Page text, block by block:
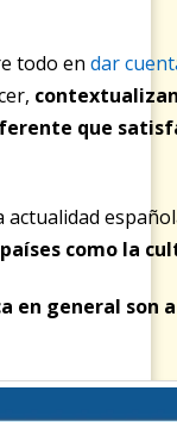
todo en dar
que
como la
en general son